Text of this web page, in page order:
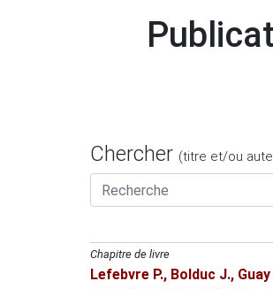
Chercher (titre et/ou
Chapitre de livre
Lefebvre P., Bolduc J.,